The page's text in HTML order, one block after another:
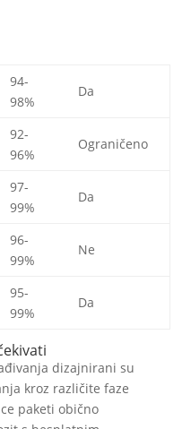
94-
98%
Da
92-
96%
Ograničeno
97-
99%
Da
96-
99%
Ne
95-
99%
Da
dizajnirani su
kroz različite faze
paketi obično